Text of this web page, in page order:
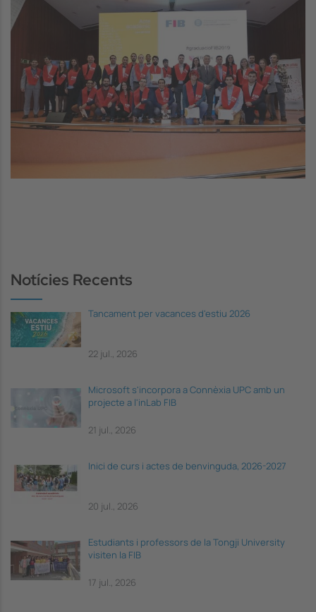
Notícies Recents
Tancament per vacances d'estiu 2026
22 jul., 2026
Microsoft s'incorpora a Connèxia UPC amb un
projecte a l'inLab FIB
21 jul., 2026
Inici de curs i actes de benvinguda, 2026-2027
20 jul., 2026
Estudiants i professors de la Tongji University
visiten la FIB
17 jul., 2026